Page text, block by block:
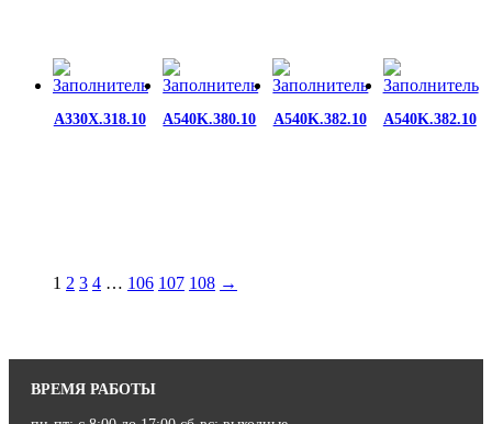
A330X.318.10 A540K.380.10 A540K.382.10 A540K.382.10
1 2 3 4 … 106 107 108 →
ВРЕМЯ РАБОТЫ